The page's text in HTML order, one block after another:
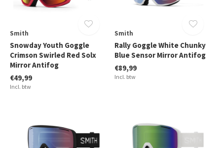
Smith
Snowday Youth Goggle
Crimson Swirled Red Solx
Mirror Antifog
€49,99
Incl. btw
Smith
Rally Goggle White Chunky
Blue Sensor Mirror Antifog
€89,99
Incl. btw